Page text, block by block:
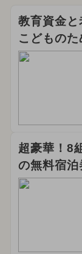
教育資金と
こどもの
超豪華！8
の無料宿泊